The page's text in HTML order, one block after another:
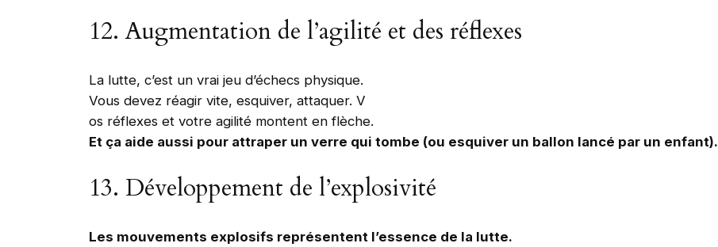
12. Augmentation de l’agilité et des réflexes
La lutte, c’est un vrai jeu d’échecs physique.
Vous devez réagir vite, esquiver, attaquer. V
os réflexes et votre agilité montent en flèche.
Et ça aide aussi pour attraper un verre qui tombe (ou esquiver un ballon lancé par un enfant).
13. Développement de l’explosivité
Les mouvements explosifs représentent l’essence de la lutte.